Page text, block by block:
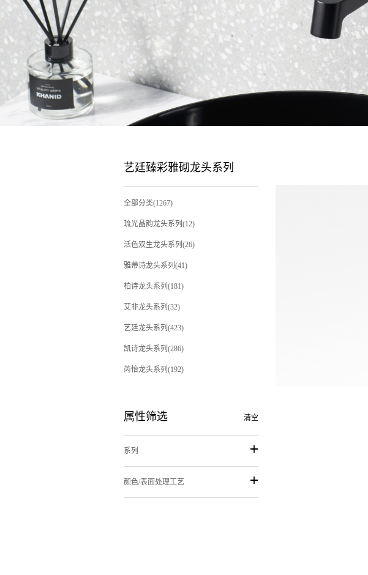
艺廷臻彩雅砌龙头系列
全部分类(1267)
琉光晶韵龙头系列(12)
活色双生龙头系列(26)
雅蒂诗龙头系列(41)
柏诗龙头系列(181)
艾非龙头系列(32)
艺廷龙头系列(423)
凯诗龙头系列(286)
芮怡龙头系列(192)
属性筛选 清空
系列
颜色/表面处理工艺